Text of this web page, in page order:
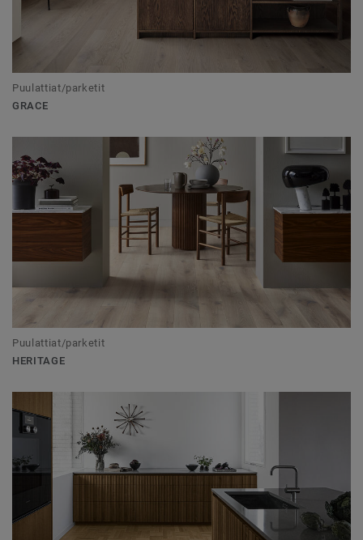
Puulattiat/parketit
GRACE
Puulattiat/parketit
HERITAGE